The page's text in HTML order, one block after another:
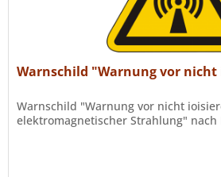
Warnschild "Warnung vor nicht
Warnschild "Warnung vor nicht
elektromagnetischer Strahlung" nach